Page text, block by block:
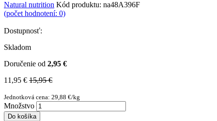
Natural nutrition Kód produktu: na48A396F
(počet hodnotení: 0)
Dostupnosť:
Skladom
Doručenie od 2,95 €
11,95 € 15,95 €
Jednotková cena: 29,88 €/kg
Množstvo
Do košíka